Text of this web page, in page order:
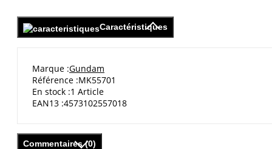
Caractéristiques
Marque Gundam
Référence MK55701
En stock 1 Article
EAN13 4573102557018
Commentaires (0)